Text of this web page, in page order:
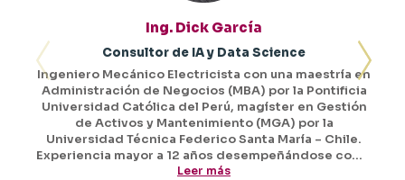
Ing. Dick García
Consultor de IA y Data Science
Ingeniero Mecánico Electricista con una maestría en
Administración de Negocios (MBA) por la Pontificia
Universidad Católica del Perú, magíster en Gestión
de Activos y Mantenimiento (MGA) por la
Universidad Técnica Federico Santa María – Chile.
Experiencia mayor a 12 años desempeñándose como
supervisor de planeamiento en mantenimiento de
Leer más